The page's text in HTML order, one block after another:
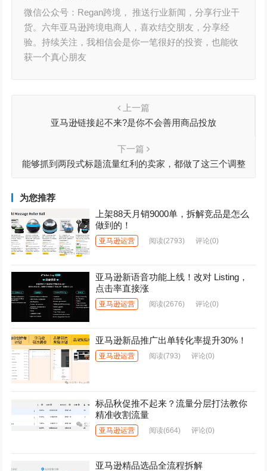
微信公众号：Regan跨境， 推送行业新闻，分享行业干
货。六年亚马逊跨境电商人，喜欢结交朋友，分享经
验。持续关注，我相信会是你一笔很好的投资，也能收
获一个真心朋友
上一篇
亚马逊链接起不来?是你不会善用商品投放
下一篇
能够抓到两段式标题流量红利的卖家，都做了这三个调整
为您推荐
上架88天月销9000单，拆解竞品是怎么
做到的！
亚马逊运营 阅读(2793) 评论(0)
亚马逊新语音功能上线！改对 Listing，
点击率直接涨
亚马逊运营 阅读(2676) 评论(0)
亚马逊新品推广出单转化率提升30%！
亚马逊运营 阅读(793) 评论(0)
标品秋促推不起来？流量分层打法教你
精准收割流量
亚马逊运营 阅读(664) 评论(0)
亚马逊精品选品全流程拆解